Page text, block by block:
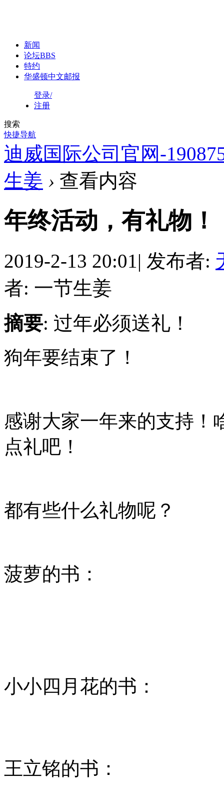
新闻
论坛BBS
特约
华盛顿中文邮报
登录/
注册
搜索
快捷导航
迪威国际公司官网-
生姜 › 查看内容
年终活动，有礼物！
2019-2-13 20:01| 发布者:
者: 一节生姜
摘要: 过年必须送礼！
狗年要结束了！
感谢大家一年来的支持！
点礼吧！
都有些什么礼物呢？
菠萝的书：
小小四月花的书：
王立铭的书：